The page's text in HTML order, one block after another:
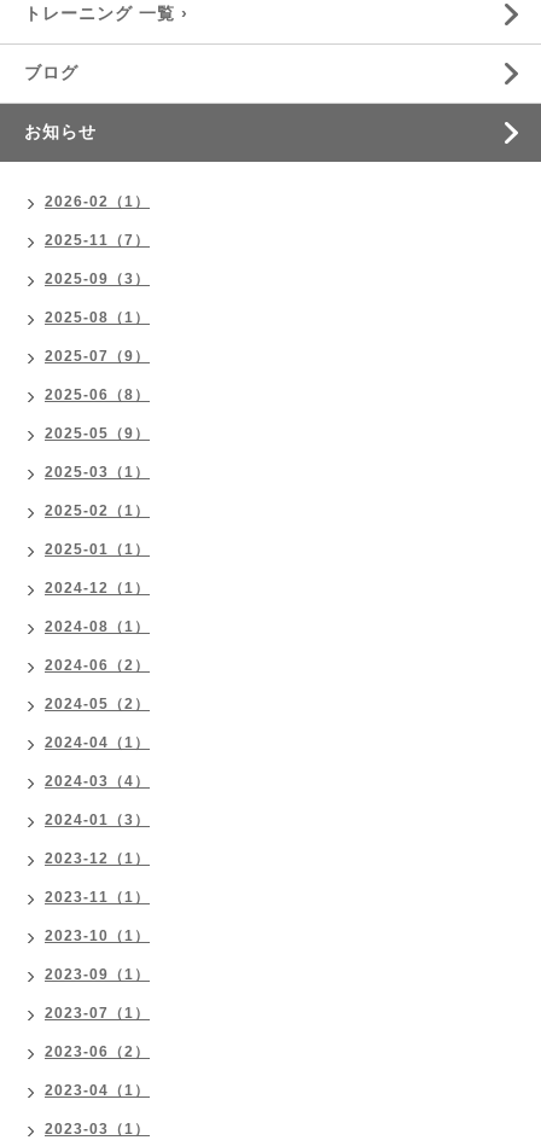
トレーニング 一覧 ›
ブログ
お知らせ
2026-02（1）
2025-11（7）
2025-09（3）
2025-08（1）
2025-07（9）
2025-06（8）
2025-05（9）
2025-03（1）
2025-02（1）
2025-01（1）
2024-12（1）
2024-08（1）
2024-06（2）
2024-05（2）
2024-04（1）
2024-03（4）
2024-01（3）
2023-12（1）
2023-11（1）
2023-10（1）
2023-09（1）
2023-07（1）
2023-06（2）
2023-04（1）
2023-03（1）